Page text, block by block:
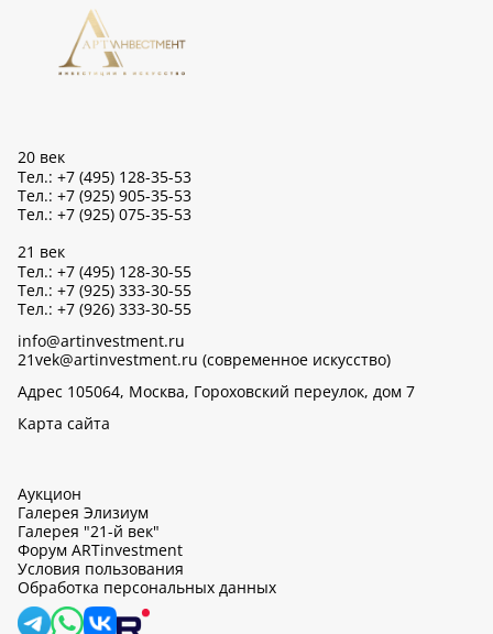
20 век
Тел.: +7 (495) 128-35-53
Тел.: +7 (925) 905-35-53
Тел.: +7 (925) 075-35-53
21 век
Тел.: +7 (495) 128-30-55
Тел.: +7 (925) 333-30-55
Тел.: +7 (926) 333-30-55
info@artinvestment.ru
21vek@artinvestment.ru (современное искусство)
Адрес 105064, Москва, Гороховский переулок, дом 7
Карта сайта
Аукцион
Галерея Элизиум
Галерея "21-й век"
Форум ARTinvestment
Условия пользования
Обработка персональных данных